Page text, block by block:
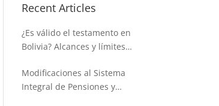
Recent Articles
¿Es válido el testamento en
Bolivia? Alcances y límites
hereditaria
Modificaciones al Sistema
Integral de Pensiones y